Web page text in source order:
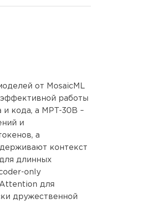
от MosaicML
работы
и кода, а MPT-30B –
и
а
контекст
длинных
only
для
дружественной